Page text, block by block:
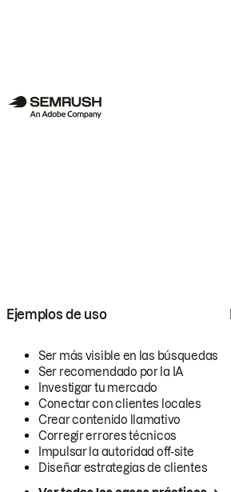
Ejemplos de uso
Ser más visible en las búsquedas
Ser recomendado por la IA
Investigar tu mercado
Conectar con clientes locales
Crear contenido llamativo
Corregir errores técnicos
Impulsar la autoridad off-site
Diseñar estrategias de clientes